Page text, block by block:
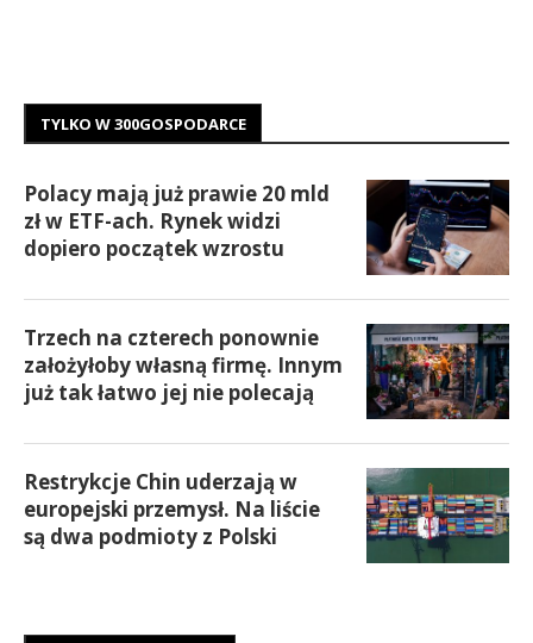
TYLKO W 300GOSPODARCE
Polacy mają już prawie 20 mld
zł w ETF-ach. Rynek widzi
dopiero początek wzrostu
Trzech na czterech ponownie
założyłoby własną firmę. Innym
już tak łatwo jej nie polecają
Restrykcje Chin uderzają w
europejski przemysł. Na liście
są dwa podmioty z Polski